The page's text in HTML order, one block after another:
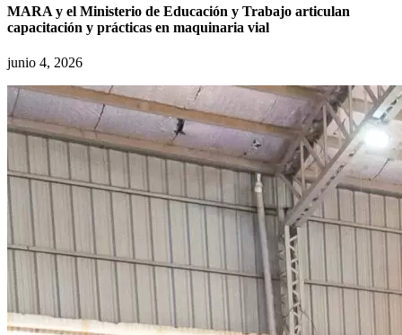
MARA y el Ministerio de Educación y Trabajo articulan
capacitación y prácticas en maquinaria vial
junio 4, 2026